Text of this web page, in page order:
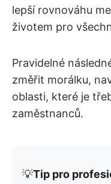
lepší rovnováhu
životem pro
Pravidelné
změřit morálku,
oblasti, které je
zaměstnanců.
💡Tip pro